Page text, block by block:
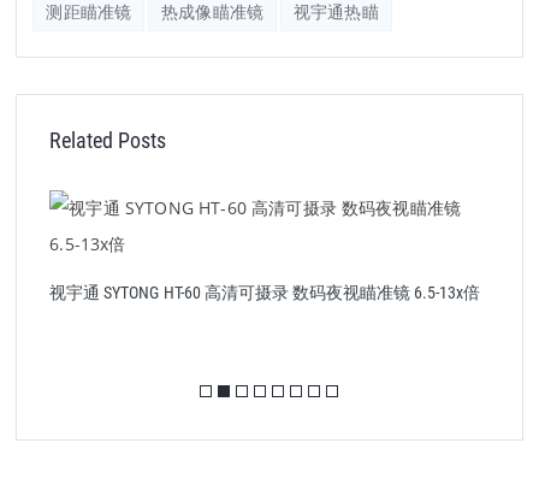
测距瞄准镜 热成像瞄准镜 视宇通热瞄
Related Posts
视宇通 SYTONG HT-60 高清可摄录 数码夜视瞄准镜 6.5-13x倍